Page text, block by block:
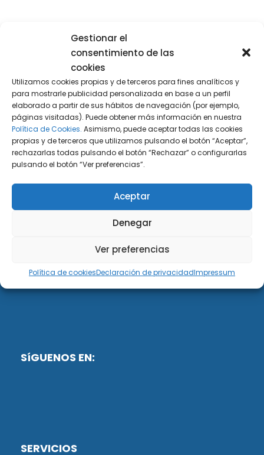
Gestionar el
consentimiento de las
cookies
Utilizamos cookies propias y de terceros para fines analíticos y
para mostrarle publicidad personalizada en base a un perfil
elaborado a partir de sus hábitos de navegación (por ejemplo,
páginas visitadas). Puede obtener más información en nuestra
Política de Cookies. Asimismo, puede aceptar todas las cookies
propias y de terceros que utilizamos pulsando el botón “Aceptar”,
rechazarlas todas pulsando el botón “Rechazar” o configurarlas
pulsando el botón “Ver preferencias”.
Aceptar
Denegar
Ver preferencias
Política de cookiesDeclaración de privacidadImpressum
Buscador de artículos
DiG ABOGADOS
DiG Abogados es un despacho de abogados
multidisciplinar especializado en las materias de
fiscalidad y mercantil. Llevamos más de 50 años al
SíGUENOS EN:
SERVICIOS